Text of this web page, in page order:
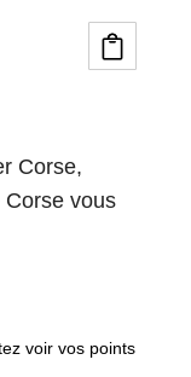
Corse,
vous
voir vos points